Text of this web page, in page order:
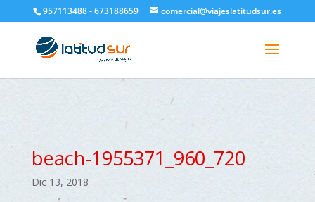
google-site-verification=H6A6AFFbXLQPnewL7da5KWjTFeKytP3gbsCfUlQl-
3k
957113488 - 673188659 comercial@viajeslatitudsur.es
beach-1955371_960_720
Dic 13, 2018